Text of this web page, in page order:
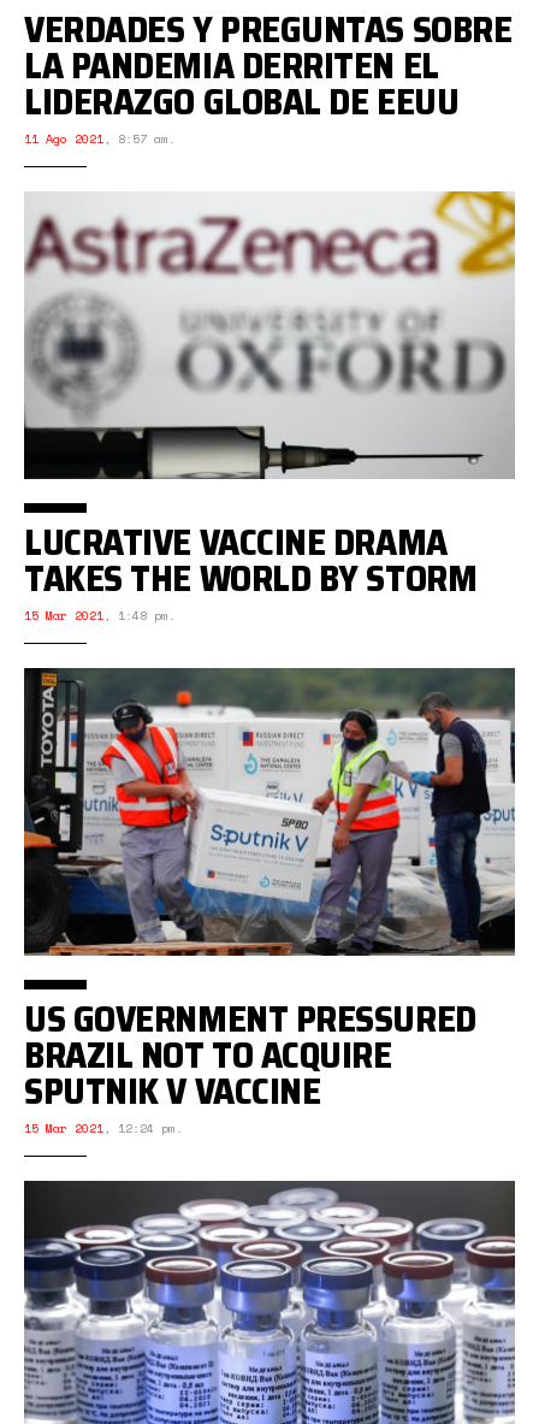
VERDADES Y PREGUNTAS SOBRE
LA PANDEMIA DERRITEN EL
LIDERAZGO GLOBAL DE EEUU
11 Ago 2021, 8:57 am.
LUCRATIVE VACCINE DRAMA
TAKES THE WORLD BY STORM
15 Mar 2021, 1:48 pm.
US GOVERNMENT PRESSURED
BRAZIL NOT TO ACQUIRE
SPUTNIK V VACCINE
15 Mar 2021, 12:24 pm.